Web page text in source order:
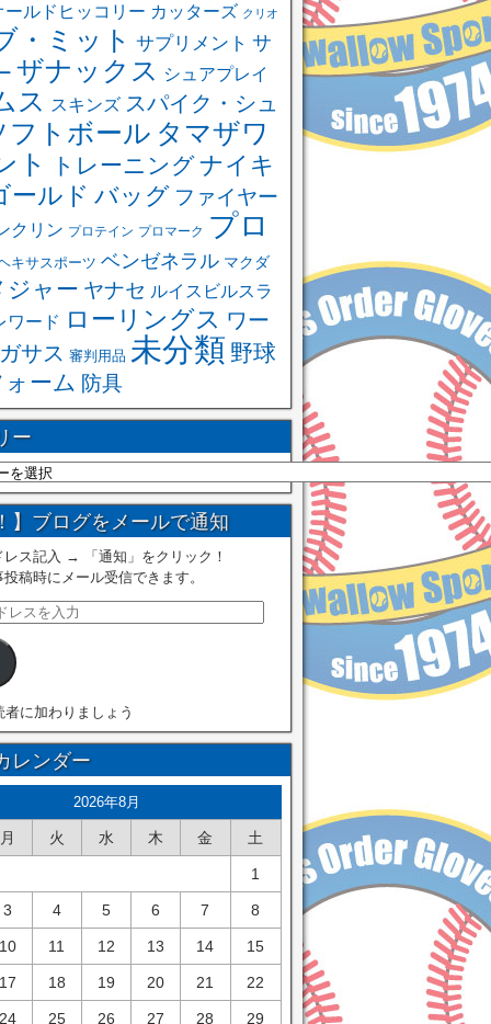
ールドヒッコリー カッターズ クリオ
・ミット サプリメント サ
ザナックス シュアプレイ
ス スキンズ スパイク・シュ
フトボール タマザワ
ト
トレーニングナイキ
ールド バッグ ファイヤー
クリン プロテイン プロマーク プロ
キサスポーツ ベンゼネラル マクダ
ジャー ヤナセ ルイスビルスラ
ワード ローリングス ワー
サス 審判用品 未分類 野球
ーム 防具
ー
】ブログをメールで通知
レス記入 → 「通知」をクリック！
稿時にメール受信できます。
者に加わりましょう
レンダー
2026年8月
月 火 水 木 金 土
1
3 4 5 6 7 8
11 12 13 14 15
18 19 20 21 22
25 26 27 28 29